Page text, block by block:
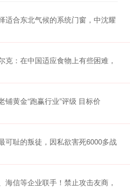
适合东北气候的系统门窗，中沈耀
克：在中国适应食物上有些困难，
黄金“跑赢行业”评级 目标价
可耻的叛徒，因私欲害死6000多战
海信等企业联手！禁止攻击友商，